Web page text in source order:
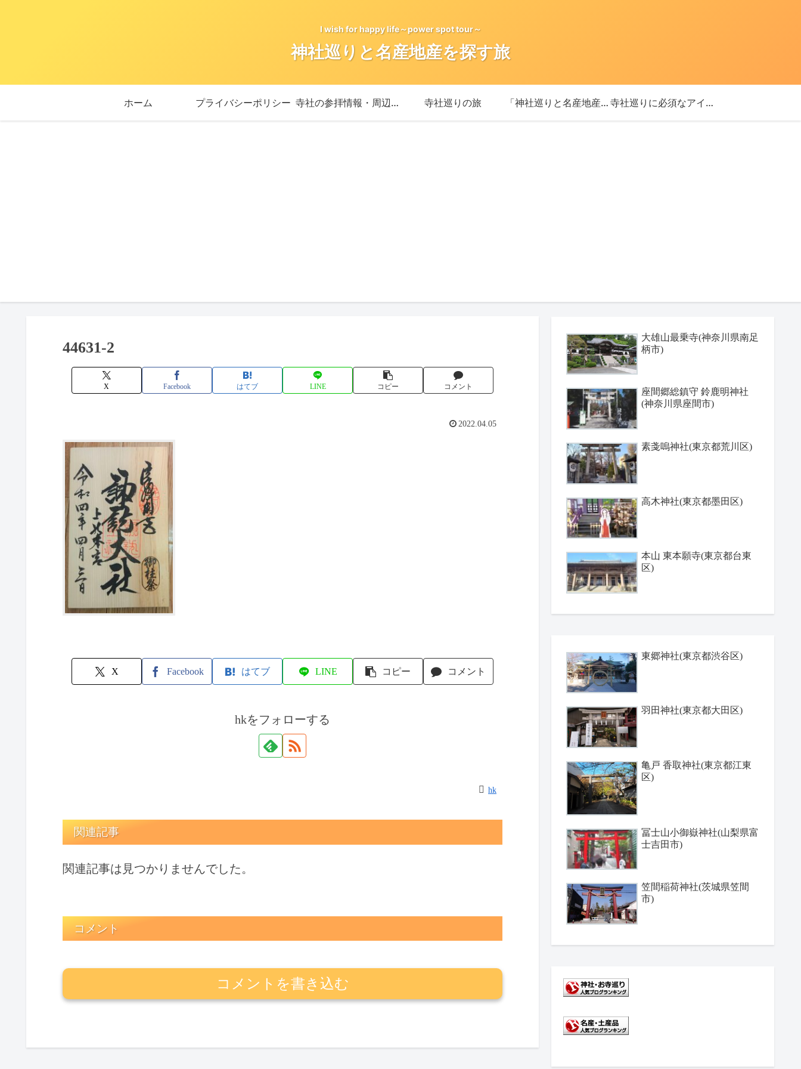
I wish for happy life～power spot tour～
神社巡りと名産地産を探す旅
ホーム プライバシーポリシー 寺社の参拝情報・周辺情報 寺社巡りの旅 「神社巡りと名産地産を探す旅」ブログ始めました！ 寺社巡りに必須なアイテム
44631-2
X Facebook はてブ LINE コピー コメント
2022.04.05
X Facebook はてブ LINE コピー コメント
hkをフォローする
hk
関連記事
関連記事は見つかりませんでした。
コメント
コメントを書き込む
大雄山最乗寺(神奈川県南足
柄市)
座間郷総鎮守 鈴鹿明神社
(神奈川県座間市)
素戔嗚神社(東京都荒川区)
高木神社(東京都墨田区)
本山 東本願寺(東京都台東
区)
東郷神社(東京都渋谷区)
羽田神社(東京都大田区)
亀戸 香取神社(東京都江東
区)
冨士山小御嶽神社(山梨県富
士吉田市)
笠間稲荷神社(茨城県笠間
市)